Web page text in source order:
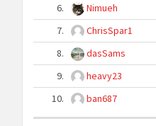
6.
Nimueh
7.
ChrisSpar1
8.
dasSams
9.
heavy23
10.
ban687